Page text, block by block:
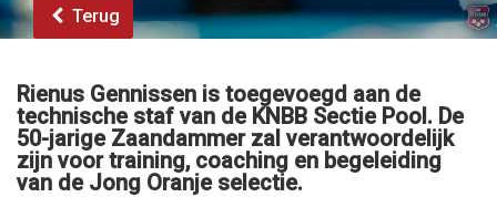
Terug
Rienus Gennissen is toegevoegd aan de
technische staf van de KNBB Sectie Pool. De
50-jarige Zaandammer zal verantwoordelijk
zijn voor training, coaching en begeleiding
van de Jong Oranje selectie.